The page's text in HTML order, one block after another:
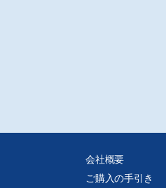
会社概要
ご購入の手引き